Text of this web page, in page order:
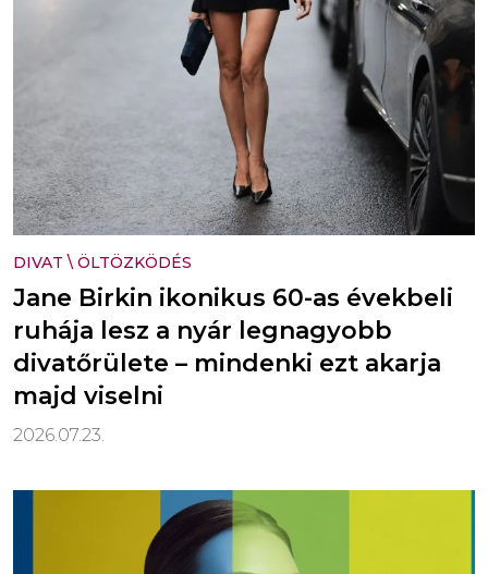
DIVAT \ ÖLTÖZKÖDÉS
Jane Birkin ikonikus 60-as évekbeli
ruhája lesz a nyár legnagyobb
divatőrülete – mindenki ezt akarja
majd viselni
2026.07.23.